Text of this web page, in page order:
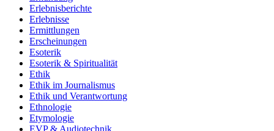
Erlebnisberichte
Erlebnisse
Ermittlungen
Erscheinungen
Esoterik
Esoterik & Spiritualität
Ethik
Ethik im Journalismus
Ethik und Verantwortung
Ethnologie
Etymologie
EVP & Audiotechnik